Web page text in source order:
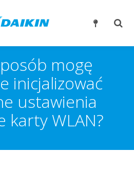
mogę
inicjalizować
ustawienia
karty WLAN?